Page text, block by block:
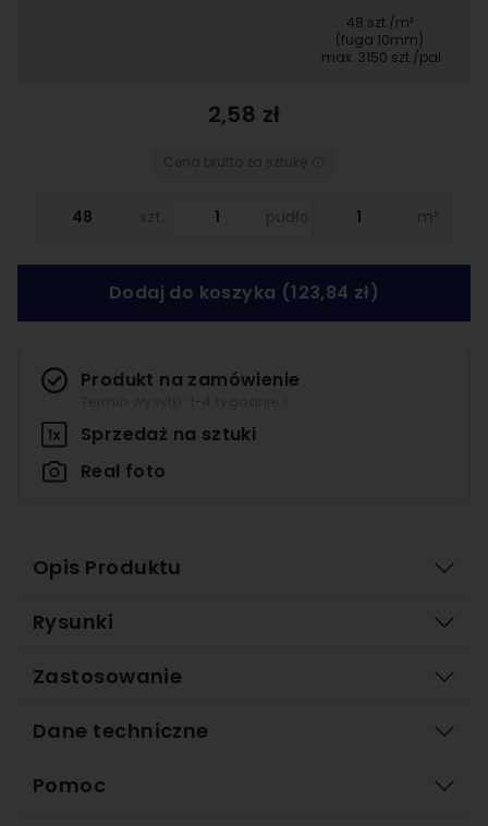
48 szt./m²
(fuga 10mm)
max. 3150 szt./pal
2,58 zł
pudło
Dodaj do koszyka (123,84 zł)
Produkt na zamówienie
Sprzedaż na sztuki
Real foto
Opis Produktu
Rysunki
Zastosowanie
Dane techniczne
Pomoc